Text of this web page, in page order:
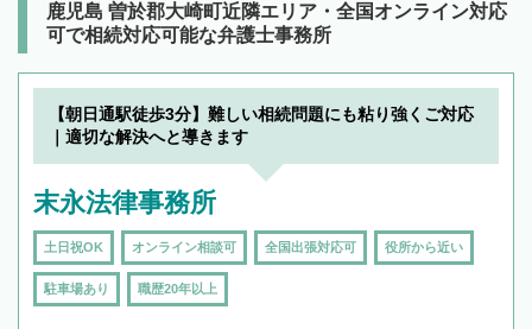
鹿児島 曽於郡大崎町近隣エリア・全国オンライン対応
可で相続対応可能な弁護士事務所
【朝日通駅徒歩3分】難しい相続問題にも粘り強くご対応
｜適切な解決へと導きます
末永法律事務所
土日祝OK オンライン相談可 全国出張対応可 役所から近い
駐車場あり 職歴20年以上